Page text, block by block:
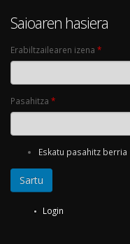
Saioaren hasiera
Erabiltzailearen izena *
Pasahitza *
Eskatu pasahitz berria
Login